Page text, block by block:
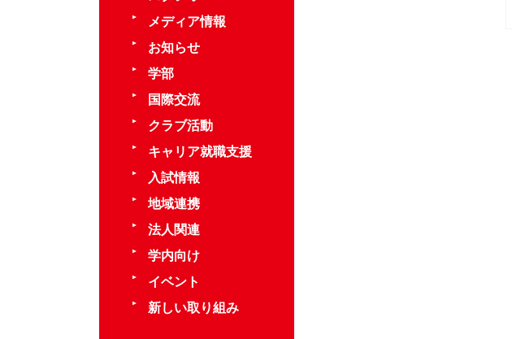
メディア情報
お知らせ
学部
国際交流
クラブ活動
キャリア就職支援
入試情報
地域連携
法人関連
学内向け
イベント
新しい取り組み